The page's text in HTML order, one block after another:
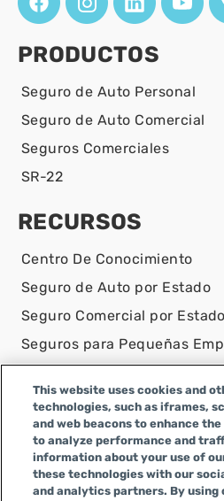
PRODUCTOS
Seguro de Auto Personal
Seguro de Auto Comercial
Seguros Comerciales
SR-22
RECURSOS
Centro De Conocimiento
Seguro de Auto por Estado
Seguro Comercial por Estado
Seguros para Pequeñas
AVISO LEGAL
Infinity Insurance Agency, Inc.
General Insurance Agency en
Alabama, con número de
This website uses cookies and
technologies, such as iframes,
and web beacons to enhance
to analyze performance and
information about your use of
these technologies with our
and analytics partners. By using